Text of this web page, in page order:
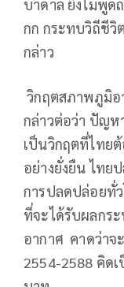
บาดาล ยังไม่พู
กก กระทบวิถีชีวิ
กล่าว
วิกฤตสภาพภูมิอ
กล่าวต่อว่า ปัญห
เป็นวิกฤตที่ไทย
อย่างยั่งยืน ไทย
การปลดปล่อยทั่
ที่จะได้รับผลกร
อากาศ คาดว่าจ
2554-2588 คิด